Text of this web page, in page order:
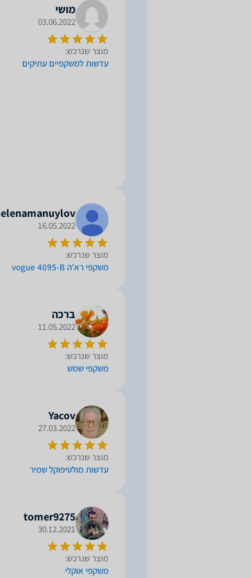
מושי
03.06.2022
מוצר שנרכש:
עדשות למשקפיים עתיקים
elenamanuylov
16.05.2022
מוצר שנרכש:
משקפי רא'ה vogue 4095-B
ברכה
11.05.2022
מוצר שנרכש:
משקפי שמש
Yacov
27.03.2022
מוצר שנרכש:
עדשות מולטיפוקל שמיר
tomer9275
30.12.2021
מוצר שנרכש:
משקפי אוקלי